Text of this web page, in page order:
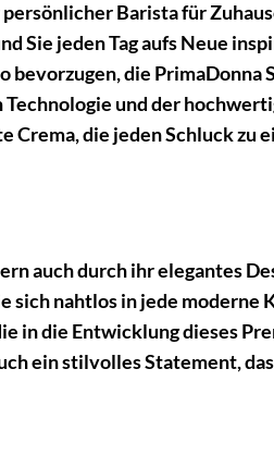
Barista für
Sie jeden Tag aufs Neue
die PrimaDonna
und der
die jeden Schluck zu
auch durch ihr elegantes
sich nahtlos in jede moderne
in die Entwicklung dieses
ein stilvolles Statement,